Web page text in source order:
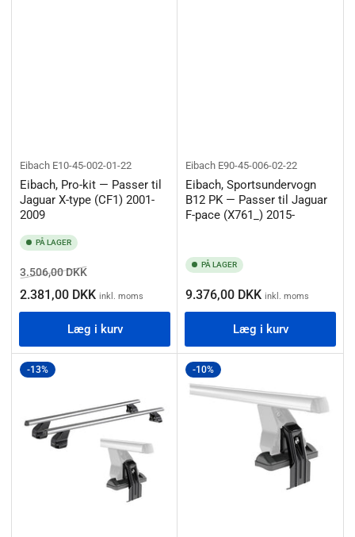
Eibach E10-45-002-01-22
Eibach, Pro-kit — Passer til
Jaguar X-type (CF1) 2001-
2009
PÅ LAGER
Normalpris
3.506,00 DKKSalgspris
2.381,00 DKK inkl. moms
Læg i kurv
Eibach E90-45-006-02-22
Eibach, Sportsundervogn
B12 PK — Passer til Jaguar
F-pace (X761_) 2015-
PÅ LAGER
Normalpris
9.376,00 DKK inkl. moms
Læg i kurv
-13% -10%